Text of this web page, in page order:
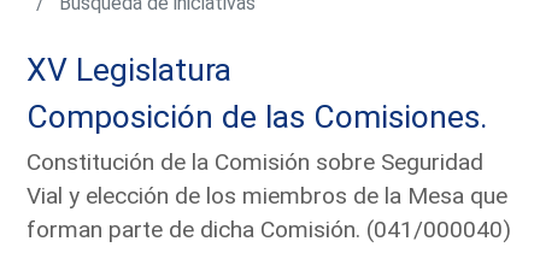
XV Legislatura
Composición de las Comisiones.
Constitución de la Comisión sobre Seguridad
Vial y elección de los miembros de la Mesa que
forman parte de dicha Comisión. (041/000040)